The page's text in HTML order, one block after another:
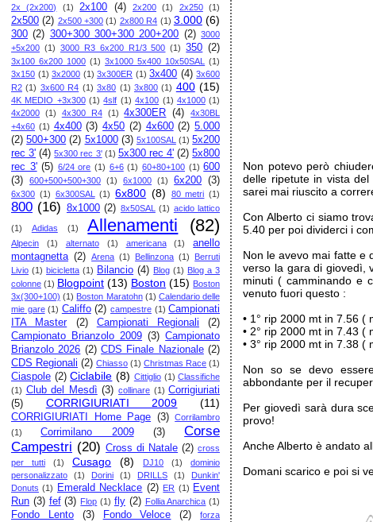
2x (2x200) (1) 2x100 (4) 2x200 (1) 2x250 (1)
2x500 (2) 2x500 +300 (1) 2x800 R4 (1) 3.000 (6)
300 (2) 300+300 300+300 200+200 (2) 3000
+5x200 (1) 3000 R3 6x200 R1/3 500 (1) 350 (2)
3x100 6x200 1000 (1) 3x1000 5x400 10x50SAL
(1)
3x150 (1) 3x2000 (1) 3x300ER (1) 3x400 (4) 3x600
R2 (1) 3x600 R4 (1) 3x80 (1) 3x800 (1) 400 (15)
4K MEDIO +3x300 (1) 4slf (1) 4x100 (1) 4x1000 (1)
4x2000 (1) 4x300 R4 (1) 4x300ER (4)
4x30BL
+4x60 (1) 4x400 (3) 4x50 (2) 4x600 (2) 5.000
(2) 500+300 (2) 5x1000 (3) 5x100SAL (1) 5x200
rec 3' (4) 5x300 rec 3' (1) 5x300 rec 4' (2) 5x800
rec 3' (5) 6/24 ore (1) 6+6 (1) 60+80+100 (1) 600
(3)
600+500+500+300 (1) 6x1000 (1) 6x200 (3)
6x300 (1) 6x300SAL (1) 6x800 (8) 80 metri (1)
800 (16) 8x1000 (2) 8x50SAL (1) acido lattico
(1) Adidas (1) Allenamenti (82)
Alpecin (1) alternato (1) americana (1)
anello
montagnetta (2) Arena (1) Bellinzona (1)
Berruti
Livio (1) bicicletta (1) Bilancio (4) Blog (1) Blog a 3
colonne (1) Blogpoint (13) Boston (15) Boston
3x(300+100) (1) Boston Maratohn (1) Calendario delle
mie gare (1) Califfo (2) campestre (1) Campionati
ITA Master
(2) Campionati Regionali
(2)
Campionato Brianzolo 2009 (3) Campionato
Brianzolo 2026 (2) CDS Finale Nazionale (2)
CDS Regionali (2) Chiasso (1) Christmas Race (1)
Ciaspole (2) Ciclabile (8) Cittiglio (1) Classifiche
(1) Club del Mesdì (3) collinare (1) Corrigiuriati
(5)
CORRIGIURIATI 2009 (11)
CORRIGIURIATI Home Page (3)
Corrilambro
(1)
Corrimilano 2009 (3)
Corse
Campestri (20) Cross di Natale (2) cross
per tutti
(1) Cusago (8) DJ10 (1)
dominio
personalizzato
(1) Dorini (1) DRILLS (1)
Dunkin'
Donuts (1) Emerald Necklace (2) ER (1) Event
Run (3) fef (3) Flop (1) fly (2) Follia Anarchica (1)
Fondo Lento (3) Fondo Veloce (2)
forza
Non potevo però
delle ripetute in vista
sarei mai riuscito a
Con Alberto ci siamo
5.40 per poi dividerci i
Non le avevo mai fatte e
verso la gara di giovedì,
minuti ( camminando e
venuto fuori questo :
• 1° rip 2000 mt in 7.56 (
• 2° rip 2000 mt in 7.43 (
• 3° rip 2000 mt in 7.38 (
Non so se devo
abbondante per il
Per giovedì sarà dura
provo!
Anche Alberto è andato
Domani scarico e poi si